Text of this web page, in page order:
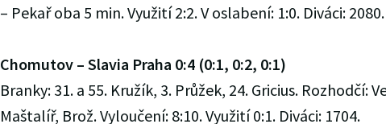
– Pekař oba 5 min. Využití 2:2. V oslabení: 1:0. Diváci: 2080.
Chomutov – Slavia Praha 0:4 (0:1, 0:2, 0:1)
Branky: 31. a 55. Kružík, 3. Průžek, 24. Gricius. Rozhodčí:
Maštalíř, Brož. Vyloučení: 8:10. Využití 0:1. Diváci: 1704.